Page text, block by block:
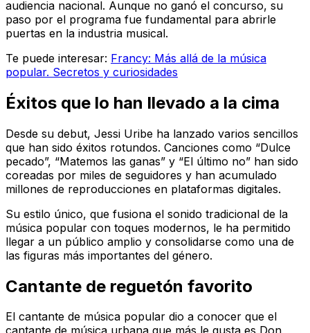
audiencia nacional. Aunque no ganó el concurso, su
paso por el programa fue fundamental para abrirle
puertas en la industria musical.
Te puede interesar: Francy: Más allá de la música
popular. Secretos y curiosidades
Éxitos que lo han llevado a la cima
Desde su debut, Jessi Uribe ha lanzado varios sencillos
que han sido éxitos rotundos. Canciones como “Dulce
pecado”, “Matemos las ganas” y “El último no” han sido
coreadas por miles de seguidores y han acumulado
millones de reproducciones en plataformas digitales.
Su estilo único, que fusiona el sonido tradicional de la
música popular con toques modernos, le ha permitido
llegar a un público amplio y consolidarse como una de
las figuras más importantes del género.
Cantante de reguetón favorito
El cantante de música popular dio a conocer que el